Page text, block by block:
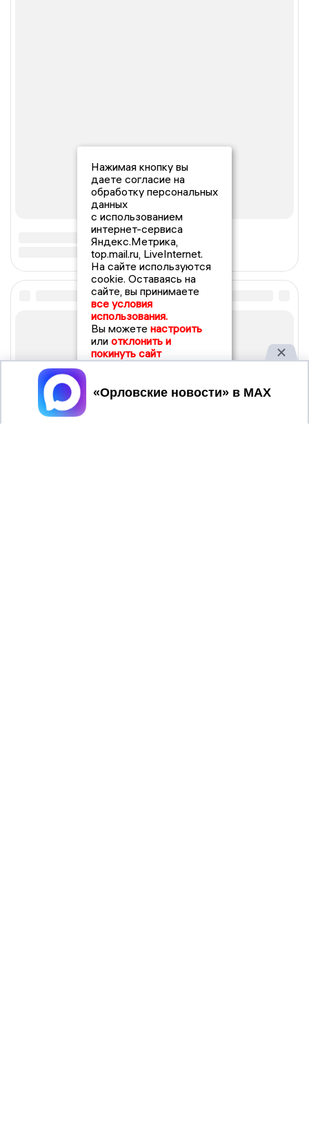
Нажимая кнопку вы
даете согласие на
обработку персональных
данных
с использованием
интернет-сервиса
Яндекс.Метрика,
top.mail.ru, LiveInternet.
На сайте используются
cookie. Оставаясь на
сайте, вы принимаете
все условия
использования.
Вы можете настроить
или отклонить и
покинуть сайт
Принять